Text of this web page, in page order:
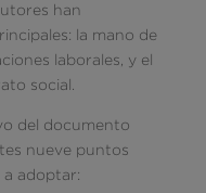
han
la mano de
laborales, y el
social.
del documento
nueve puntos
a adoptar: